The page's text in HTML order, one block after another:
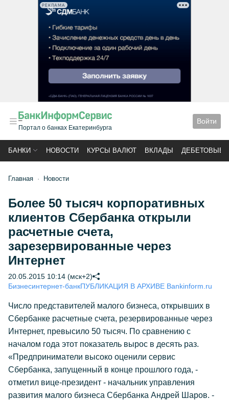
РЕКЛАМА
Портал о банках Екатеринбурга
Войти
БАНКИ НОВОСТИ КУРСЫ ВАЛЮТ ВКЛАДЫ ДЕБЕТОВЫЕ
Главная Новости
Более 50 тысяч корпоративных
клиентов Сбербанка открыли
расчетные счета,
зарезервированные через
Интернет
20.05.2015 10:14 (мск+2)
Бизнесинтернет-банкПУБЛИКАЦИЯ В АРХИВЕ Bankinform.ru
Число представителей малого бизнеса, открывших в
Сбербанке расчетные счета, резервированные через
Интернет, превысило 50 тысяч. По сравнению с
началом года этот показатель вырос в десять раз.
«Предприниматели высоко оценили сервис
Сбербанка, запущенный в конце прошлого года, -
отметил вице-президент - начальник управления
развития малого бизнеса Сбербанка Андрей Шаров. -